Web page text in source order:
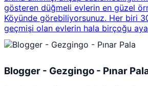
gösteren düğmeli evlerin en güzel
Köyünde görebiliyorsunuz. Her biri
geçmişi olan evlerin hala birçoğu
Blogger - Gezgingo - Pınar